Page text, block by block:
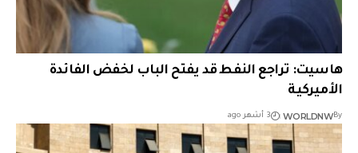
هاسيت: تراجع النفط قد يفتح الباب لخفض الفائدة
الأميركية
By
WORLDNW 3 أشهر ago